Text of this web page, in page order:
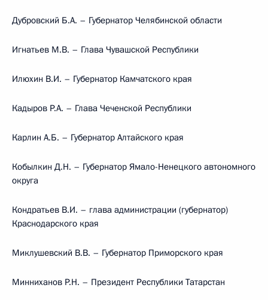
Дубровский Б.А. – Губернатор Челябинской области
Игнатьев М.В. – Глава Чувашской Республики
Илюхин В.И. – Губернатор Камчатского края
Кадыров Р.А. – Глава Чеченской Республики
Карлин А.Б. – Губернатор Алтайского края
Кобылкин Д.Н. – Губернатор Ямало-Ненецкого автономного
округа
Кондратьев В.И. – глава администрации (губернатор)
Краснодарского края
Миклушевский В.В. – Губернатор Приморского края
Минниханов Р.Н. – Президент Республики Татарстан